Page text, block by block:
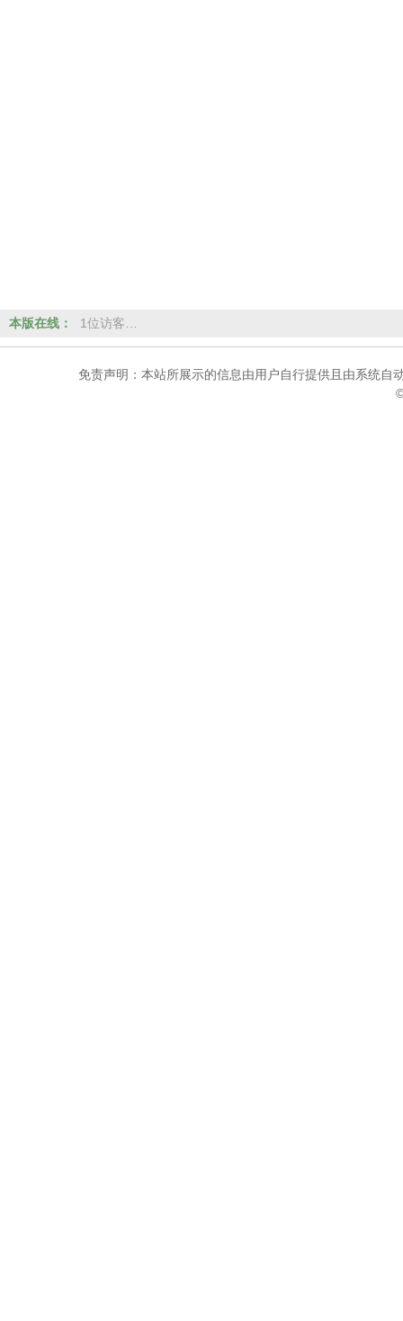
本版在线： 1位访客…
免责声明：本站所展示的信息由用户自行提供且由系统